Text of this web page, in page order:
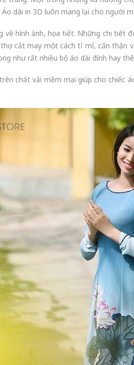
dài in 3D luôn mang lại cho người
về hình ảnh, họa tiết. Những chi
cắt may một cách tỉ mỉ, cẩn
như rất nhiều bộ áo dài đính hay
chất vải mềm mại giúp cho chiếc